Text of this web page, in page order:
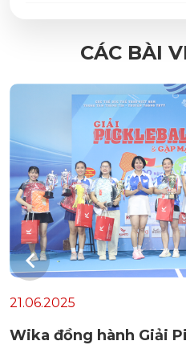
CÁC BÀI
21.06.2025
Wika đồng hành Giải